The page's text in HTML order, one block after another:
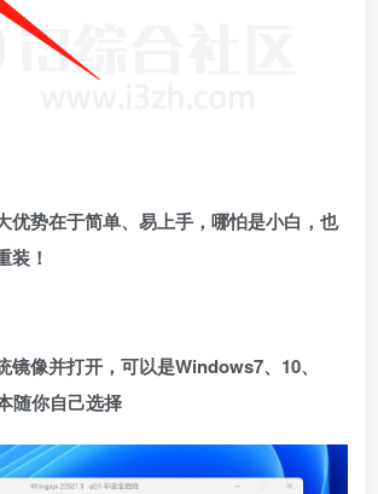
优势在于简单、易上手，哪怕是小白，也
装！
镜像并打开，可以是Windows7、10、
随你自己选择